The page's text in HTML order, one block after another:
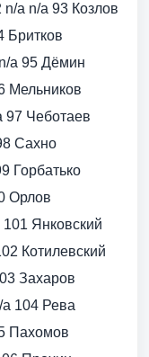
a n/a 93 Козлов
Бритков
a 95 Дёмин
Мельников
97 Чеботаев
Сахно
Горбатько
Орлов
Янковский
Котилевский
Захаров
104 Рева
Пахомов